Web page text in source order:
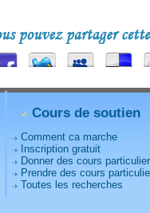
Cours de soutien
Comment ca marche
Inscription gratuit
Donner des cours
Prendre des cours
Toutes les recherches